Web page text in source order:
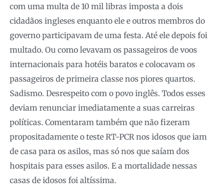
com uma multa de 10 mil libras imposta a dois
cidadãos ingleses enquanto ele e outros membros do
governo participavam de uma festa. Até ele depois foi
multado. Ou como levavam os passageiros de voos
internacionais para hotéis baratos e colocavam os
passageiros de primeira classe nos piores quartos.
Sadismo. Desrespeito com o povo inglês. Todos esses
deviam renunciar imediatamente a suas carreiras
políticas. Comentaram também que não fizeram
propositadamente o teste RT-PCR nos idosos que iam
de casa para os asilos, mas só nos que saíam dos
hospitais para esses asilos. E a mortalidade nessas
casas de idosos foi altíssima.